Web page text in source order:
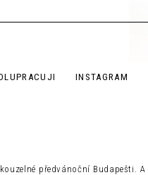
INSTAGRAM
předvánoční Budapešti. A